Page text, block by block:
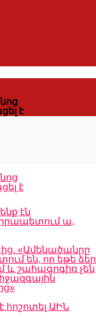
է
է
էն
ա,
«Ամենածանրը
են, որ եթե ձեր
և շահագրգիռ չեն
հոշոտել ԱԻՆ